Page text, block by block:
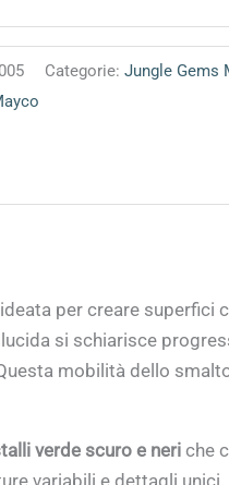
Categorie:Jungle Gems
ideata per creare superfici
si schiarisce
mobilità dello
verde scuro e neri che